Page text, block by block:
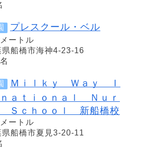
プレスクール・ベル
ートル
県船橋市海神4-23-16
Ｍｉｌｋｙ Ｗａｙ Ｉ
ａｔｉｏｎａｌ Ｎｕｒ
Ｓｃｈｏｏｌ 新船橋校
ートル
船橋市夏見3-20-11